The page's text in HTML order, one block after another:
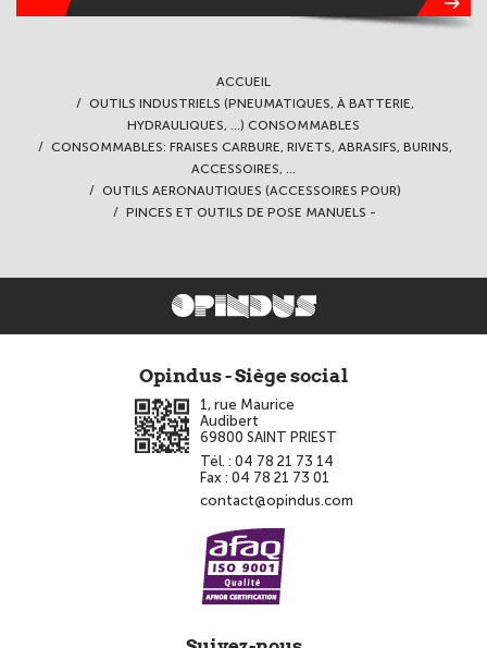
ACCUEIL
OUTILS INDUSTRIELS (PNEUMATIQUES, À BATTERIE,
HYDRAULIQUES, ...) CONSOMMABLES
CONSOMMABLES: FRAISES CARBURE, RIVETS, ABRASIFS, BURINS,
ACCESSOIRES, ...
OUTILS AERONAUTIQUES (ACCESSOIRES POUR)
PINCES ET OUTILS DE POSE MANUELS -
Opindus - Siège social
1, rue Maurice
Audibert
69800 SAINT PRIEST
Tél. : 04 78 21 73 14
Fax : 04 78 21 73 01
contact@opindus.com